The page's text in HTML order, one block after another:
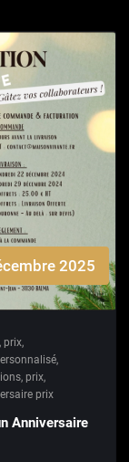
2025
, prix,
,
, prix,
prix
Anniversaire